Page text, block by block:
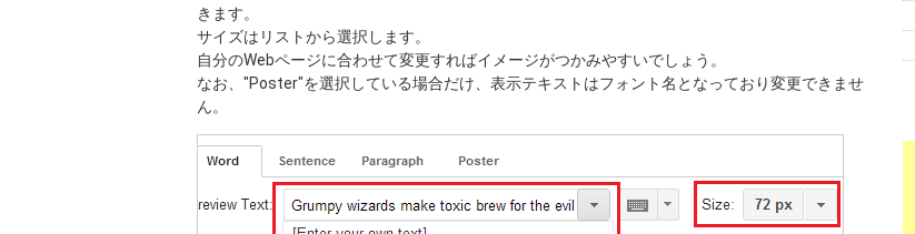
きます。
サイズはリストから選択します。
自分のWebページに合わせて変更すればイメージがつかみやすいでしょう。
なお、"Poster"を選択している場合だけ、表示テキストはフォント名となっており変更できませ
ん。